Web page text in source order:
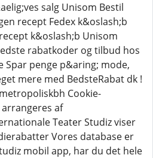
salg Unisom Bestil
recept Fedex k&oslash;b
k&oslash;b Unisom
rabatkoder og tilbud hos
Spar penge p&aring; mode,
mere med BedsteRabat dk !
Cookie-
af
Teater Studiz viser
Vores database er
mobil app, har du det hele